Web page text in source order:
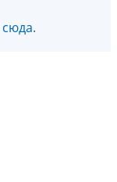
сюда.